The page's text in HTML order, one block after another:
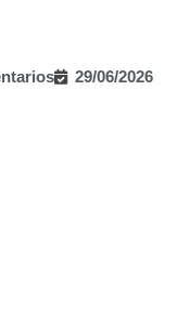
29/06/2026